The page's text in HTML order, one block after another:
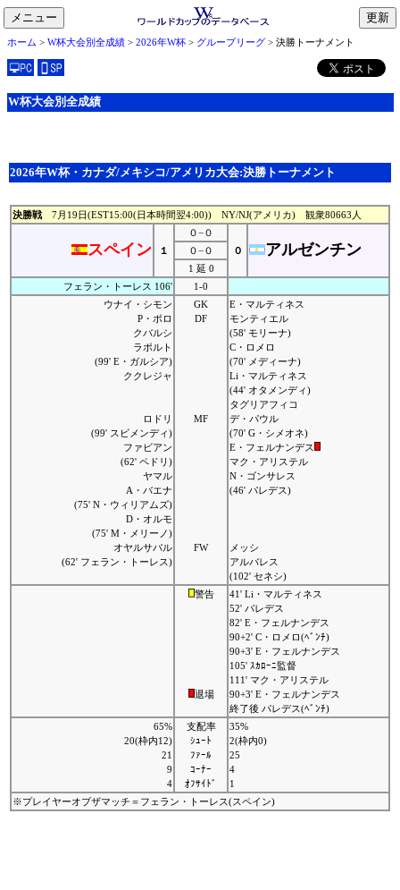
メニュー
toggle
navigation
ホーム > W杯大会別全成績 > 2026年W杯 > グループリーグ > 決勝トーナメント
W杯大会別全成績
2026年W杯・カナダ/メキシコ/アメリカ大会:決勝トーナメント
決勝戦 7月19日(EST15:00(日本時間翌4:00)) NY/NJ(アメリカ) 観衆80663人
スペイン １
０−０
０
アルゼンチン
０−０
1 延 0
フェラン・トーレス 106'
1-0
ウナイ・シモン
P・ポロ
クバルシ
ラポルト
(99' E・ガルシア)
ククレジャ
ロドリ
(99' スビメンディ)
ファビアン
(62' ペドリ)
ヤマル
A・バエナ
(75' N・ウィリアムズ)
D・オルモ
(75' M・メリーノ)
オヤルサバル
(62' フェラン・トーレス)
GK
DF
MF
FW
E・マルティネス
モンティエル
(58' モリーナ)
C・ロメロ
(70' メディーナ)
Li・マルティネス
(44' オタメンディ)
タグリアフィコ
デ・パウル
(70' G・シメオネ)
E・フェルナンデス
マク・アリステル
N・ゴンサレス
(46' パレデス)
メッシ
アルバレス
(102' セネシ)
警告
退場
41' Li・マルティネス
52' パレデス
82' E・フェルナンデス
90+2' C・ロメロ(ﾍﾞﾝﾁ)
90+3' E・フェルナンデス
105' ｽｶﾛｰﾆ監督
111' マク・アリステル
90+3' E・フェルナンデス
終了後 パレデス(ﾍﾞﾝﾁ)
65%
20(枠内12)
21
9
4
支配率
ｼｭｰﾄ
ﾌｧｰﾙ
ｺｰﾅｰ
ｵﾌｻｲﾄﾞ
35%
2(枠内0)
25
4
1
※プレイヤーオブザマッチ＝フェラン・トーレス(スペイン)